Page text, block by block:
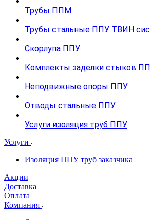
Трубы ППМ
Трубы стальные ППУ ТВИН
Скорлупа ППУ
Комплекты заделки стыков
Неподвижные опоры ППУ
Отводы стальные ППУ
Услуги изоляция труб ППУ
Услуги
Изоляция ППУ труб заказчика
Акции
Доставка
Оплата
Компания